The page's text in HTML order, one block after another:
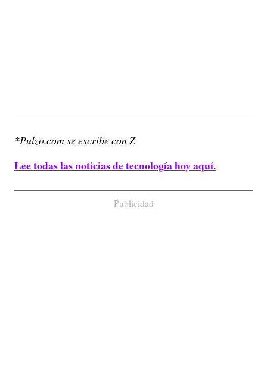
*Pulzo.com se escribe con Z
Lee todas las noticias de tecnología hoy aquí.
Publicidad